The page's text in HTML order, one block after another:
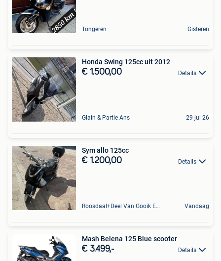
Tongeren Gisteren
Honda Swing 125cc uit 2012
€ 1.500,00 Details
Glain & Partie Ans 29 jul 26
Sym allo 125cc
€ 1.200,00 Details
Roosdaal+Deel Van Gooik En Sint-Kwintens-Lennik Vandaag
Mash Belena 125 Blue scooter
€ 3.499,- Details